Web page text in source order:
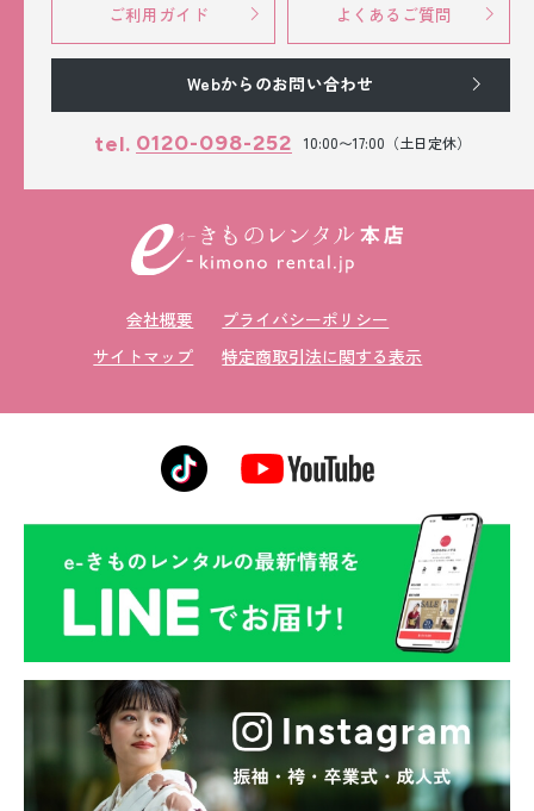
ご利用ガイド よくあるご質問
Webからのお問い合わせ
tel. 0120-098-252 10:00〜17:00（土日定休）
会社概要
プライバシーポリシー
サイトマップ
特定商取引法に関する表示